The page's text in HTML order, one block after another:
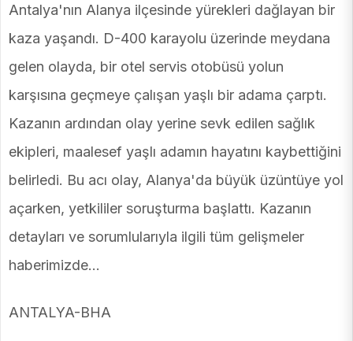
Antalya'nın Alanya ilçesinde yürekleri dağlayan bir
kaza yaşandı. D-400 karayolu üzerinde meydana
gelen olayda, bir otel servis otobüsü yolun
karşısına geçmeye çalışan yaşlı bir adama çarptı.
Kazanın ardından olay yerine sevk edilen sağlık
ekipleri, maalesef yaşlı adamın hayatını kaybettiğini
belirledi. Bu acı olay, Alanya'da büyük üzüntüye yol
açarken, yetkililer soruşturma başlattı. Kazanın
detayları ve sorumlularıyla ilgili tüm gelişmeler
haberimizde...
ANTALYA-BHA